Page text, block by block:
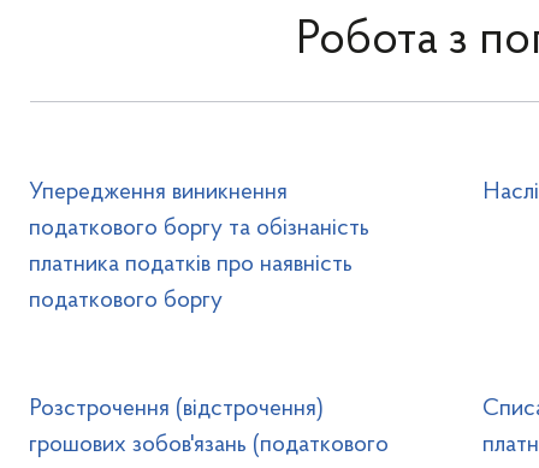
Робота з
Упередження виникнення
податкового боргу та обізнаність
платника податків про наявність
податкового боргу
Розстрочення (відстрочення)
грошових зобов'язань (податкового